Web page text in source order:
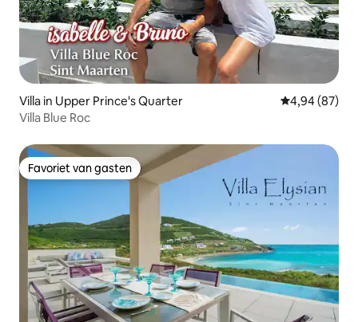
Villa in Upper Prince's Quarter Gemiddelde
4,94 (87)
Villa Blue Roc
Favoriet van gasten
Favoriet van gasten